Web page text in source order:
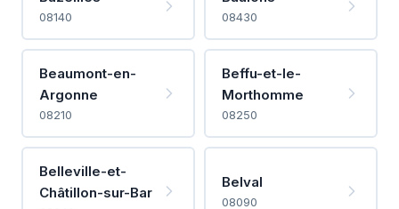
08140 08430
Beaumont-en-
Argonne
08210
Beffu-et-le-
Morthomme
08250
Belleville-et-
Châtillon-sur-Bar
Belval
08090